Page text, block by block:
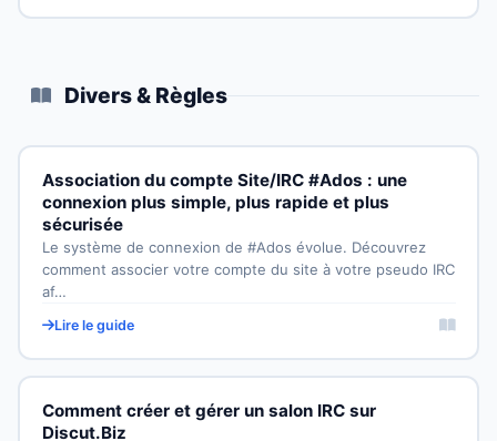
Divers & Règles
Association du compte Site/IRC #Ados : une
connexion plus simple, plus rapide et plus
sécurisée
Le système de connexion de #Ados évolue. Découvrez
comment associer votre compte du site à votre pseudo IRC
af…
Lire le guide
Comment créer et gérer un salon IRC sur
Discut.Biz